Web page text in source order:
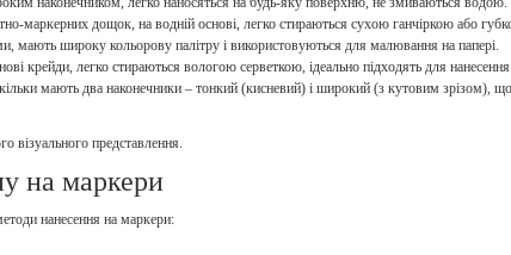
маркерних дощок, на водній основі, легко стираються сухою ганчіркою або
мають широку кольорову палітру і використовуються для малювання на папері.
крейди, легко стираються вологою серветкою, ідеально підходять для нанесення
мають два наконечники – тонкий (кисневий) і широкий (з кутовим зрізом), що
візуального представлення.
на маркери
нанесення на маркери: